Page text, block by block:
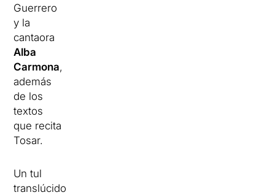
Guerrero
y la
cantaora
Alba
Carmona,
además
de los
textos
que recita
Tosar.
Un tul
translúcido